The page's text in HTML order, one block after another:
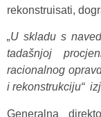
rekonstruisati,
„U skladu s
tadašnjoj
racionalnog
i rekonstrukciju“
Generalna